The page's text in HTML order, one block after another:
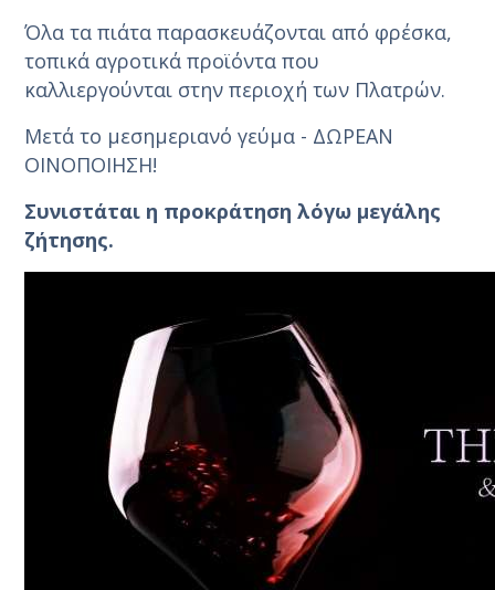
Όλα τα πιάτα παρασκευάζονται από φρέσκα,
τοπικά αγροτικά προϊόντα που
καλλιεργούνται στην περιοχή των Πλατρών.
Μετά το μεσημεριανό γεύμα - ΔΩΡΕΑΝ
ΟΙΝΟΠΟΙΗΣΗ!
Συνιστάται η προκράτηση λόγω μεγάλης
ζήτησης.